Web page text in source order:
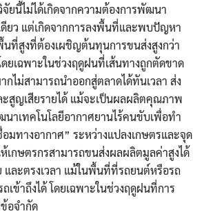
จัยนี้ไม่ได้เกิดจากความต้องการพัฒนา
ดียว แต่เกิดจากการลงพื้นที่และพบปัญหา
นที่สูงที่ต้องเผชิญต้นทุนการขนส่งสูงกว่า
ยเฉพาะในช่วงฤดูฝนที่เส้นทางถูกตัดขาด
ไม่สามารถนำออกสู่ตลาดได้ทันเวลา ส่ง
สูญเสียรายได้ แม้จะเป็นผลผลิตคุณภาพ
าเทคโนโลยีอากาศยานไร้คนขับเพื่อทำ
มทางอากาศ” ระหว่างแปลงเกษตรและจุด
เกษตรกรสามารถขนส่งผลผลิตมูลค่าสูงได้
และตรงเวลา แม้ในพื้นที่ที่รถยนต์หรือรถ
เข้าถึงได้ โดยเฉพาะในช่วงฤดูฝนที่การ
อจำกัด